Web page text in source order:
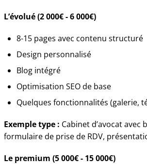
L’évolué (2 000€ - 6 000€)
8-15 pages avec contenu structuré
Design personnalisé
Blog intégré
Optimisation SEO de base
Quelques fonctionnalités (galerie,
Exemple type : Cabinet d’avocat avec
formulaire de prise de RDV,
Le premium (5 000€ - 15 000€)